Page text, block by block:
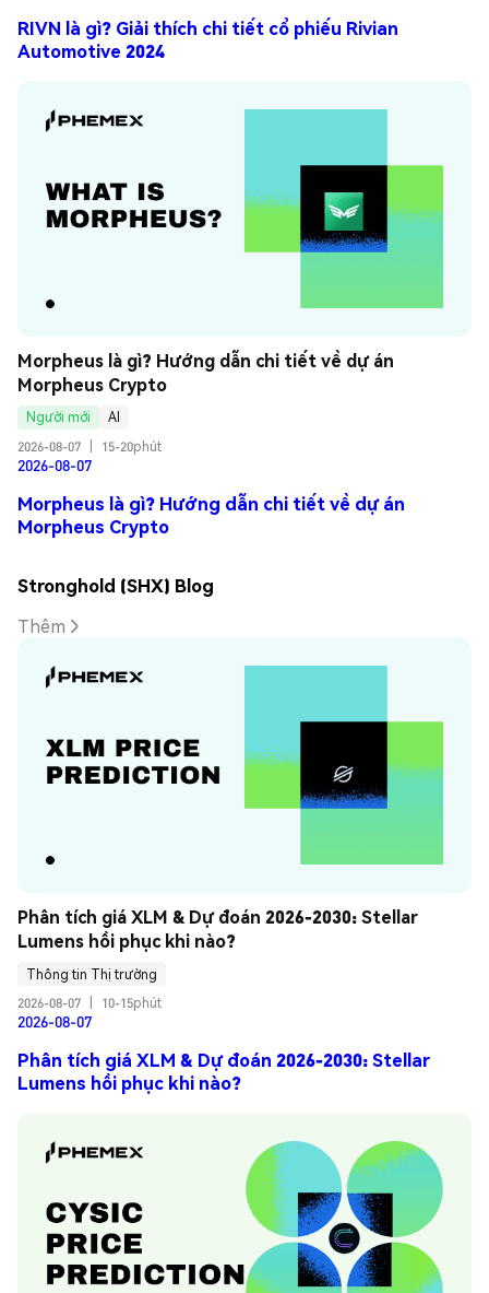
RIVN là gì? Giải thích chi tiết cổ phiếu Rivian
Automotive 2024
Morpheus là gì? Hướng dẫn chi tiết về dự án
Morpheus Crypto
Người mới
AI
2026-08-07
15-20phút
2026-08-07
Morpheus là gì? Hướng dẫn chi tiết về dự án
Morpheus Crypto
Stronghold (SHX) Blog
Thêm
Phân tích giá XLM & Dự đoán 2026-2030: Stellar
Lumens hồi phục khi nào?
Thông tin Thị trường
2026-08-07
10-15phút
2026-08-07
Phân tích giá XLM & Dự đoán 2026-2030: Stellar
Lumens hồi phục khi nào?